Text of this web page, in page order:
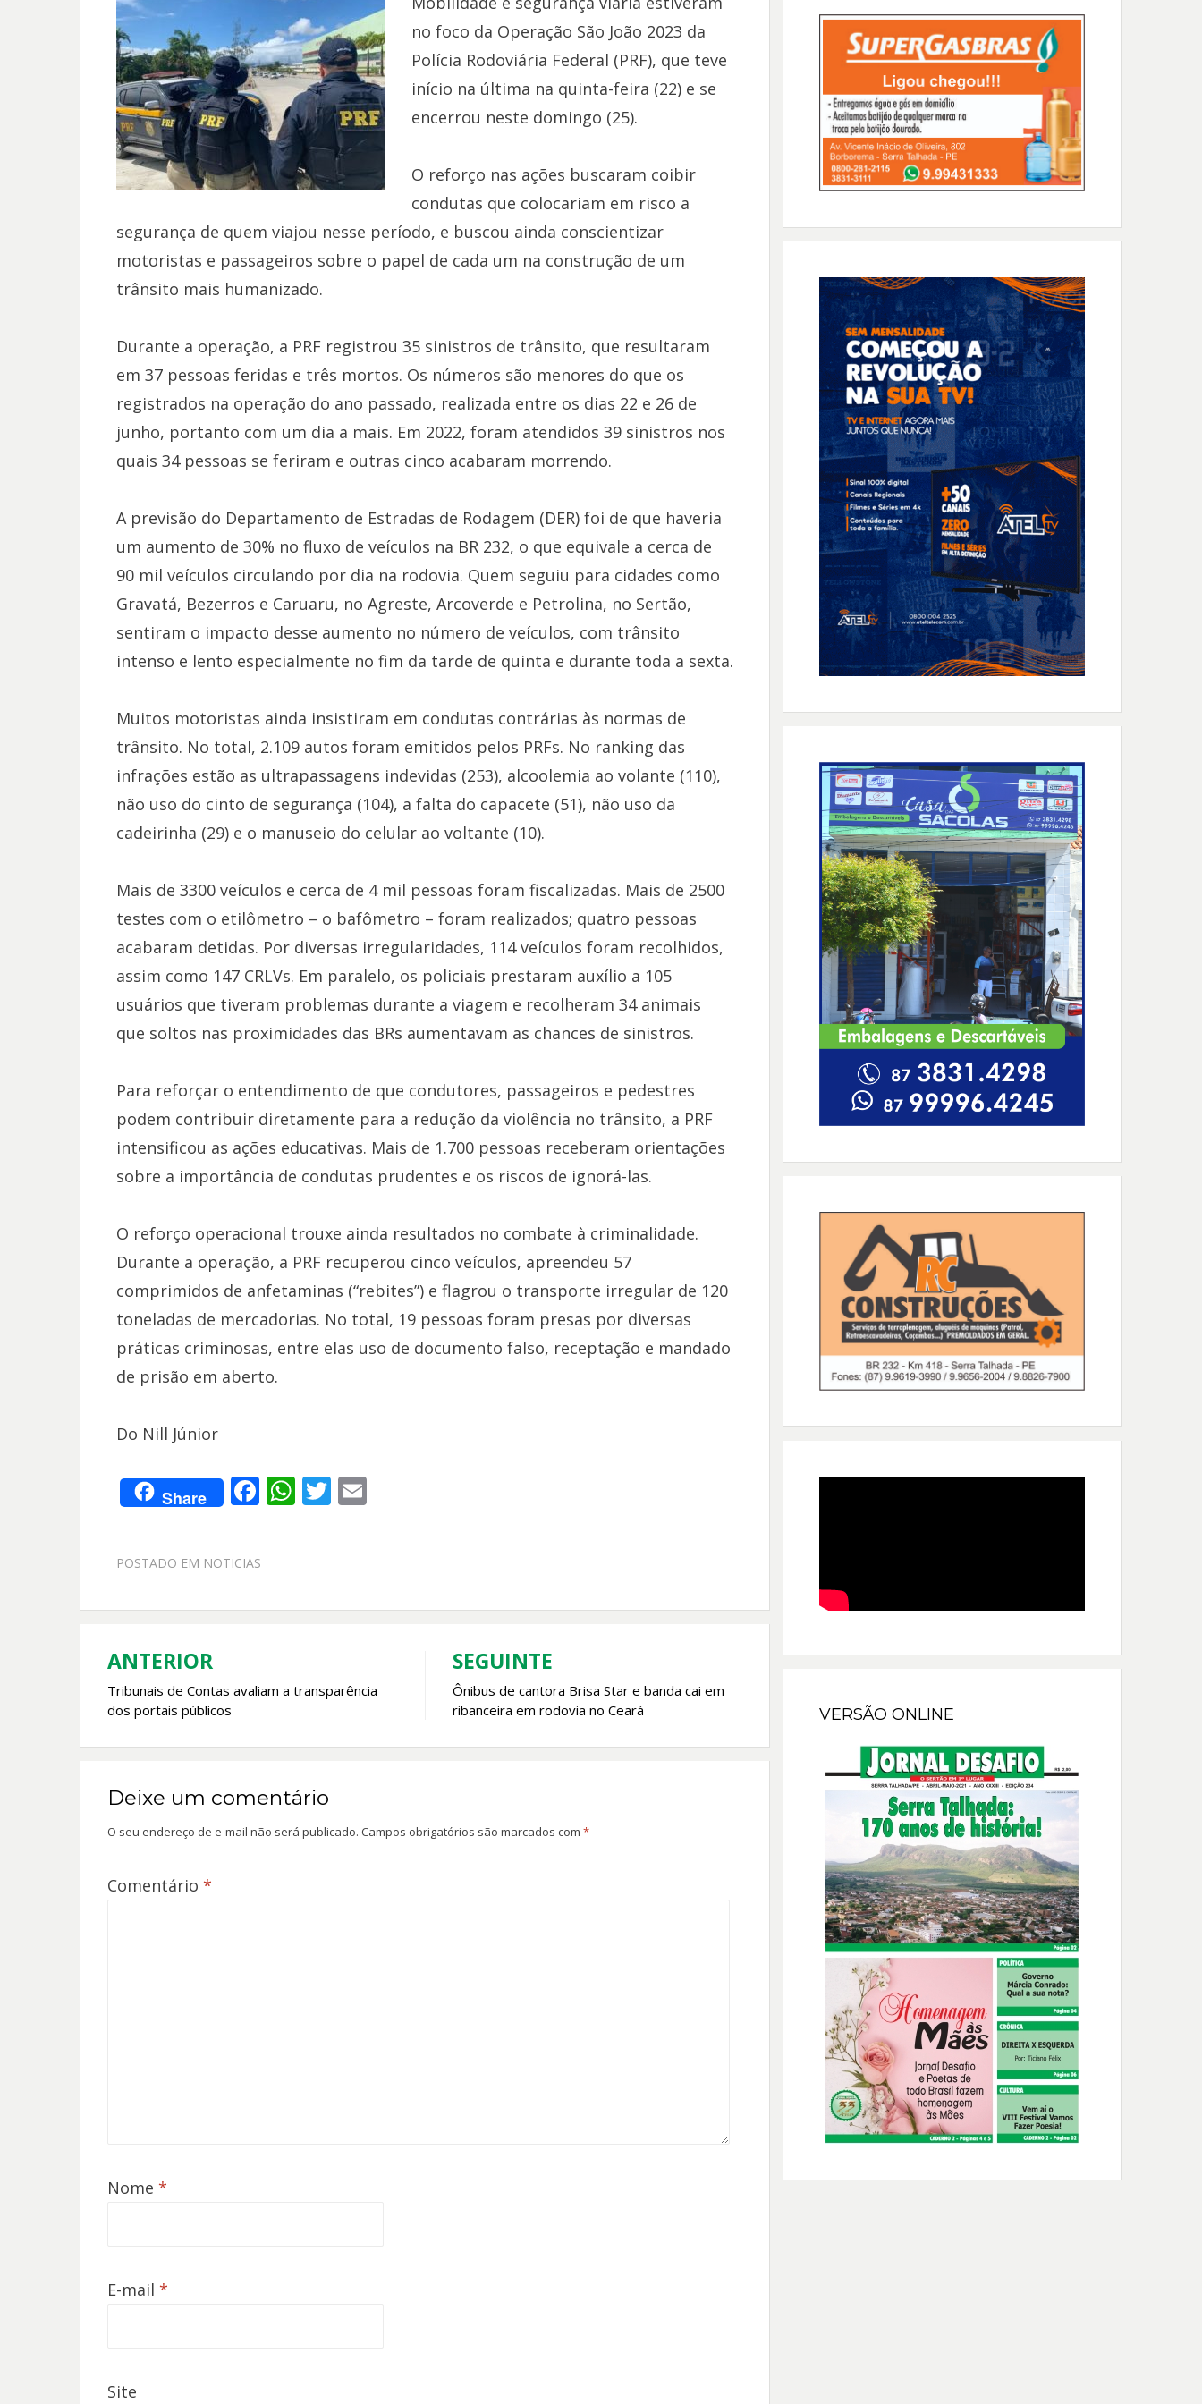
no foco da Operação São João 2023 da
Polícia Rodoviária Federal (PRF), que teve
início na última na quinta-feira (22) e se
encerrou neste domingo (25).
O reforço nas ações buscaram coibir
condutas que colocariam em risco a
segurança de quem viajou nesse período, e buscou ainda conscientizar
motoristas e passageiros sobre o papel de cada um na construção de um
trânsito mais humanizado.
Durante a operação, a PRF registrou 35 sinistros de trânsito, que resultaram
em 37 pessoas feridas e três mortos. Os números são menores do que os
registrados na operação do ano passado, realizada entre os dias 22 e 26 de
junho, portanto com um dia a mais. Em 2022, foram atendidos 39 sinistros nos
quais 34 pessoas se feriram e outras cinco acabaram morrendo.
A previsão do Departamento de Estradas de Rodagem (DER) foi de que haveria
um aumento de 30% no fluxo de veículos na BR 232, o que equivale a cerca de
90 mil veículos circulando por dia na rodovia. Quem seguiu para cidades como
Gravatá, Bezerros e Caruaru, no Agreste, Arcoverde e Petrolina, no Sertão,
sentiram o impacto desse aumento no número de veículos, com trânsito
intenso e lento especialmente no fim da tarde de quinta e durante toda a sexta.
Muitos motoristas ainda insistiram em condutas contrárias às normas de
trânsito. No total, 2.109 autos foram emitidos pelos PRFs. No ranking das
infrações estão as ultrapassagens indevidas (253), alcoolemia ao volante (110),
não uso do cinto de segurança (104), a falta do capacete (51), não uso da
cadeirinha (29) e o manuseio do celular ao voltante (10).
Mais de 3300 veículos e cerca de 4 mil pessoas foram fiscalizadas. Mais de 2500
testes com o etilômetro – o bafômetro – foram realizados; quatro pessoas
acabaram detidas. Por diversas irregularidades, 114 veículos foram recolhidos,
assim como 147 CRLVs. Em paralelo, os policiais prestaram auxílio a 105
usuários que tiveram problemas durante a viagem e recolheram 34 animais
que soltos nas proximidades das BRs aumentavam as chances de sinistros.
Para reforçar o entendimento de que condutores, passageiros e pedestres
podem contribuir diretamente para a redução da violência no trânsito, a PRF
intensificou as ações educativas. Mais de 1.700 pessoas receberam orientações
sobre a importância de condutas prudentes e os riscos de ignorá-las.
O reforço operacional trouxe ainda resultados no combate à criminalidade.
Durante a operação, a PRF recuperou cinco veículos, apreendeu 57
comprimidos de anfetaminas (“rebites”) e flagrou o transporte irregular de 120
toneladas de mercadorias. No total, 19 pessoas foram presas por diversas
práticas criminosas, entre elas uso de documento falso, receptação e mandado
de prisão em aberto.
Do Nill Júnior
Share F
b
o
W
A
T E
POSTADO EM NOTICIAS
Navegação
de
ANTERIOR
Tribunais de Contas avaliam a transparência
dos portais públicos
SEGUINTE
Ônibus de cantora Brisa Star e banda cai em
ribanceira em rodovia no Ceará
Deixe um comentário
O seu endereço de e-mail não será publicado. Campos obrigatórios são marcados com *
Comentário *
Nome *
E-mail *
Site
VERSÃO ONLINE